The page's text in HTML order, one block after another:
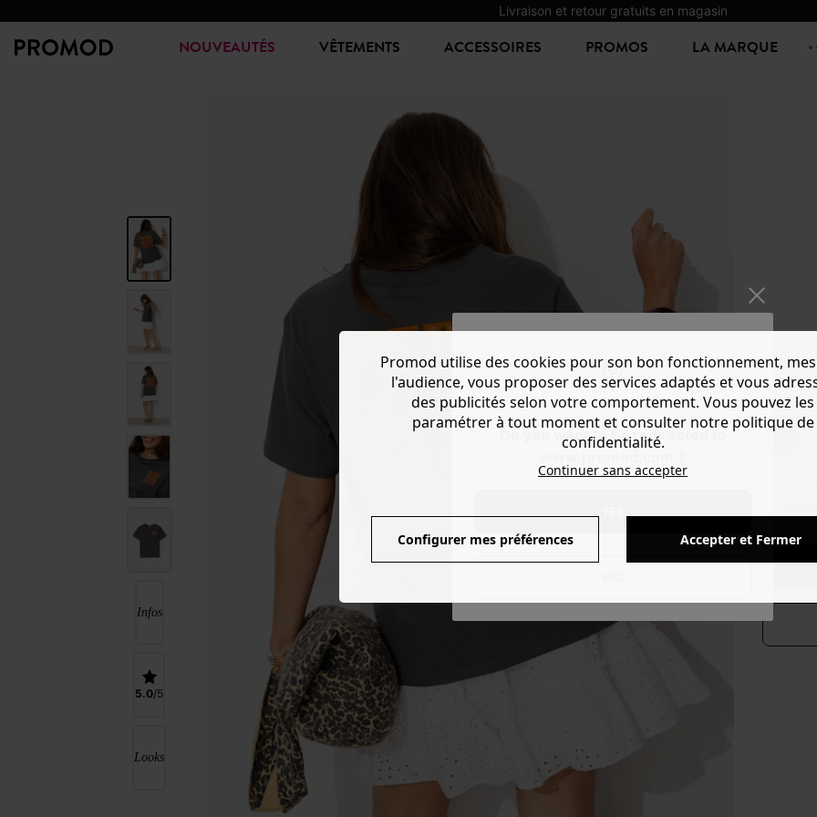
Livraison et retour gratuits en magasin
Do you want to be redirected to
NOUVEAUTÉS VÊTEMENTS ACCESSOIRES PROMOS LA MARQUE
Infos
5.0
Looks
T-
19,99 €
Couleur :
Promod utilise des cookies pour son bon fonctionnement,
l'audience, vous proposer des services adaptés et vous
des publicités selon votre comportement. Vous pouvez les
paramétrer à tout moment et consulter notre politique de
confidentialité.
Continuer sans accepter
Configurer mes préférences Accepter et Fermer